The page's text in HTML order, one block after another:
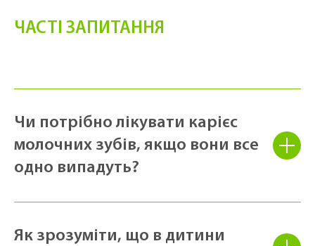
ЧАСТІ ЗАПИТАННЯ
Чи потрібно лікувати карієс
молочних зубів, якщо вони все
одно випадуть?
Як зрозуміти, що в дитини